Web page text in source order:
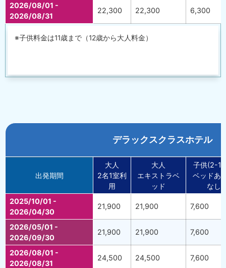
2026/08/01 -
2026/08/31
22,300 22,300 6,300
※子供料金は11歳まで（12歳から大人料金）
デラックスクラスホテル
出発期間
大人
2名1室利
用
大人
エキストラベ
ッド
子供(2-
ベッドあ
なし
2025/10/01 -
2026/04/30
21,900 21,900 7,600
2026/05/01 -
2026/09/30
21,900 21,900 7,600
2026/08/01 -
2026/08/31
24,500 24,500 7,600